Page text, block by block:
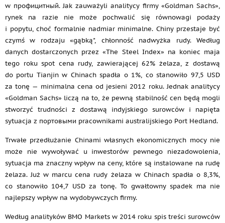
w профицитный. Jak zauważyli analitycy firmy «Goldman Sachs»,
rynek na razie nie może pochwalić się równowagi podaży
i popytu, choć formalnie nadmiar minimalne. Chiny przestaje być
czymś w rodzaju «gąbką", chłonność nadwyżka rudy. Według
danych dostarczonych przez «The Steel Index» na koniec maja
tego roku spot cena rudy, zawierającej 62% żelaza, z dostawą
do portu Tianjin w Chinach spadła o 1%, co stanowiło 97,5 USD
za tonę — minimalna cena od jesieni 2012 roku. Jednak analitycy
«Goldman Sachs» liczą na to, że pewną stabilność cen będą mogli
stworzyć trudności z dostawą indyjskiego surowców i napięta
sytuacja z портовыми pracownikami australijskiego Port Hedland.
Trwałe przedłużanie Chinami własnych ekonomicznych mocy nie
może nie wywoływać u inwestorów pewnego niezadowolenia,
sytuacja ma znaczny wpływ na ceny, które są instalowane na rudę
żelaza. Już w marcu cena rudy żelaza w Chinach spadła o 8,3%,
co stanowiło 104,7 USD za tonę. To gwałtowny spadek ma nie
najlepszy wpływ na wydobywczych firmy.
Według analityków BMO Markets w 2014 roku spis treści surowców